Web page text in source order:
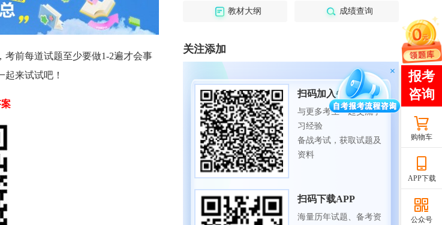
，考前每道试题至少要做1-2遍才会事
起来试试吧！
教材大纲 成绩查询
关注添加
扫码加入备考交流群
与更多考生一起交流学
习经验
备战考试，获取试题及
资料
扫码下载APP
海量历年试题、备考资
购物车
APP下载
公众号